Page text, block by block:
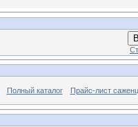
Полный каталог Прайс-лист